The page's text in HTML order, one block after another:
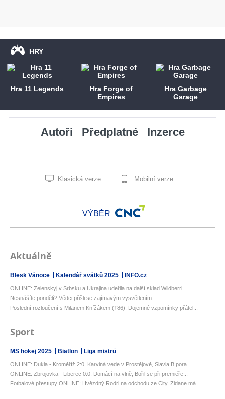
HRY
Hra 11 Legends
Hra Forge of
Empires
Hra Garbage
Garage
Autoři Předplatné Inzerce
Klasická verze Mobilní verze
VÝBĚR
Aktuálně
Blesk Vánoce Kalendář svátků 2025 INFO.cz
ONLINE: Zelenskyj v Srbsku a Ukrajina udeřila na další sklad Wildberri...
Nesnášíte pondělí? Vědci přišli se zajímavým vysvětlením
Poslední rozloučení s Milanem Knížákem (†86): Dojemné vzpomínky přátel...
Sport
MS hokej 2025 Biatlon Liga mistrů
ONLINE: Dukla - Kroměříž 2:0. Karviná vede v Prostějově, Slavia B pora...
ONLINE: Zbrojovka - Liberec 0:0. Domácí na vlně, Bořil se při premiéře...
Fotbalové přestupy ONLINE: Hvězdný Rodri na odchodu ze City. Zidane má...